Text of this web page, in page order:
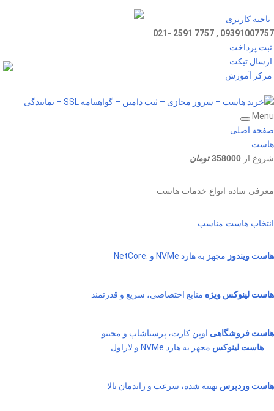
ناحیه کاربری
09391007757 , 7757 2591 -021
ثبت پرداخت
ارسال تیکت
مرکز آموزش
Menu
صفحه اصلی
هاست
شروع از 358000 تومان
معرفی ساده انواع خدمات هاست
انتخاب هاست مناسب
هاست ویندوز مجهز به هارد NVMe و .NetCore
هاست لینوکس ویژه منابع اختصاصی، سریع و قدرتمند
هاست فروشگاهی اوپن کارت، پرستاشاپ و مجنتو
هاست لینوکس مجهز به هارد NVMe و لاراول
هاست وردپرس بهینه شده، سرعت و راندمان بالا